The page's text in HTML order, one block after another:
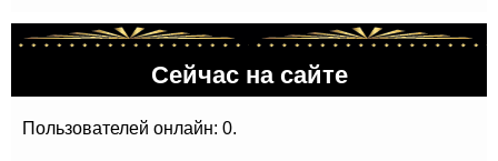
Сейчас на сайте
Пользователей онлайн: 0.